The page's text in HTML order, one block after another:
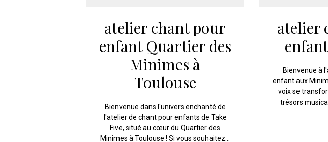
atelier chant pour
enfant Quartier des
Minimes à
Toulouse
Bienvenue dans l'univers enchanté de
l'atelier de chant pour enfants de Take
Five, situé au cœur du Quartier des
Minimes à Toulouse ! Si vous souhaitez...
atelier
Bienvenue à
enfant aux
voix se
trésors